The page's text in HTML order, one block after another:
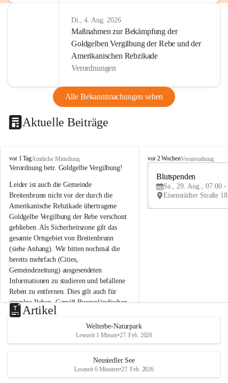
Di., 4. Aug. 2026
Maßnahmen zur Bekämpfung der
Goldgelben Vergilbung der Rebe und der
Amerikanischen Rebzikade
Verordnungen
Alle Bekanntmachungen sehen
Aktuelle Beiträge
B
r
i
t
e
n
b
r
u
n
n
a
m
N
e
u
s
d
S
vor 1 TagAmtliche Mitteilung
Verordnung betr. Goldgelbe Vergilbung!
Leider ist auch die Gemeinde
Breitenbrunn nicht vor der durch die
Amerikanische Rebzikade übertragene
Goldgelbe Vergilbung der Rebe verschont
geblieben. Als Sicherheitszone gilt das
gesamte Ortsgebiet von Breitenbrunn
(siehe Anhang). Wir bitten nochmal die
bereits mehrfach (Cities,
Gemeindezeitung) ausgesendeten
Informationen zu studieren und befallene
Reben zu entfernen. Dies gilt auch für
einzelne Reben. Gemäß Burgenländischen
Weinbaugesetz sind nicht gepflegte oder
unzulässige Weingärten zu roden! Bitte
helfen wir zusammen um unsere Winzer
vor den prognostizierten Ernteausfällen
und den daraus folgenden wirtschaftlichen
B
e
u
e
d
r
S
vor 2 WochenVeranstaltung
Blutspenden
Sa., 29. Aug., 07:00 -
Artikel
Welterbe-Naturpark
Lesezeit 1 Minute•27. Feb. 2026
Neusiedler See
Lesezeit 6 Minuten•27. Feb. 2026